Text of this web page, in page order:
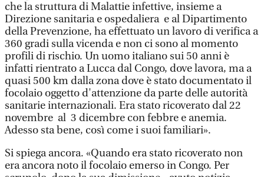
che la struttura di Malattie infettive, insieme a
Direzione sanitaria e ospedaliera e al Dipartimento
della Prevenzione, ha effettuato un lavoro di verifica a
360 gradi sulla vicenda e non ci sono al momento
profili di rischio. Un uomo italiano sui 50 anni è
infatti rientrato a Lucca dal Congo, dove lavora, ma a
quasi 500 km dalla zona dove è stato documentato il
focolaio oggetto d'attenzione da parte delle autorità
sanitarie internazionali. Era stato ricoverato dal 22
novembre al 3 dicembre con febbre e anemia.
Adesso sta bene, così come i suoi familiari».
Si spiega ancora. «Quando era stato ricoverato non
era ancora noto il focolaio emerso in Congo. Per